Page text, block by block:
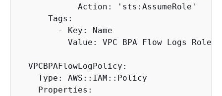
            Action: 'sts:AssumeRole'
      Tags:
        - Key: Name
          Value: VPC BPA Flow Logs Role
  VPCBPAFlowLogPolicy:
    Type: AWS::IAM::Policy
    Properties: